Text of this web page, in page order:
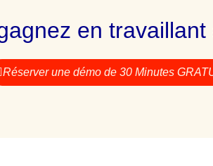
en
Réserver une démo de 30 Minutes